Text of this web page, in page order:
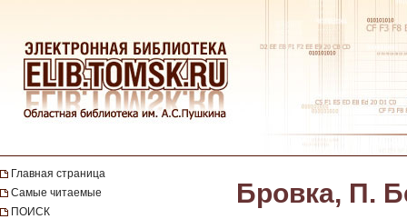
Главная страница
Самые читаемые
ПОИСК
Бровка, П.